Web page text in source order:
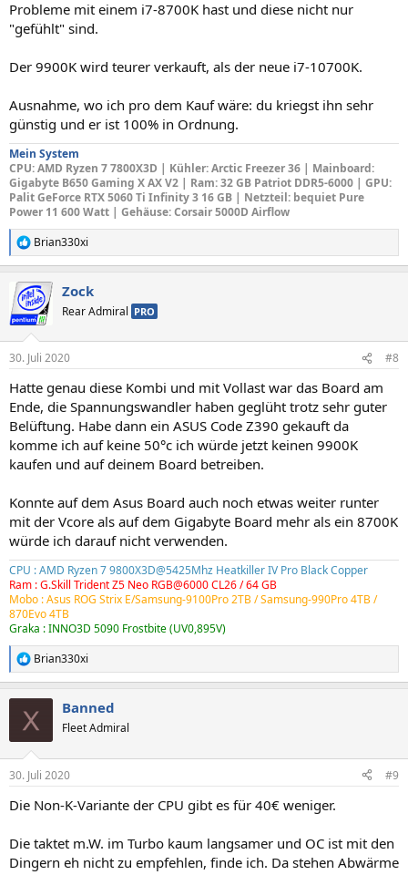
Probleme mit einem i7-8700K hast und diese nicht nur
"gefühlt" sind.
Der 9900K wird teurer verkauft, als der neue i7-10700K.
Ausnahme, wo ich pro dem Kauf wäre: du kriegst ihn sehr
günstig und er ist 100% in Ordnung.
Mein System
CPU: AMD Ryzen 7 7800X3D | Kühler: Arctic Freezer 36 | Mainboard:
Gigabyte B650 Gaming X AX V2 | Ram: 32 GB Patriot DDR5-6000 | GPU:
Palit GeForce RTX 5060 Ti Infinity 3 16 GB | Netzteil: bequiet Pure
Power 11 600 Watt | Gehäuse: Corsair 5000D Airflow
R
e
k
t
i
e
:
Brian330xi
Zock
Rear Admiral PRO
30. Juli 2020 #8
Hatte genau diese Kombi und mit Vollast war das Board am
Ende, die Spannungswandler haben geglüht trotz sehr guter
Belüftung. Habe dann ein ASUS Code Z390 gekauft da
komme ich auf keine 50°c ich würde jetzt keinen 9900K
kaufen und auf deinem Board betreiben.
Konnte auf dem Asus Board auch noch etwas weiter runter
mit der Vcore als auf dem Gigabyte Board mehr als ein 8700K
würde ich darauf nicht verwenden.
CPU : AMD Ryzen 7 9800X3D@5425Mhz Heatkiller IV Pro Black Copper
Ram : G.Skill Trident Z5 Neo RGB@6000 CL26 / 64 GB
Mobo : Asus ROG Strix E/Samsung-9100Pro 2TB /Samsung-990Pro 4TB/
870Evo 4TB
Graka : INNO3D 5090 Frostbite (UV0,895V)
R
e
e
:
Brian330xi
Banned
Fleet Admiral
30. Juli 2020 #9
Die Non-K-Variante der CPU gibt es für 40€ weniger.
Die taktet m.W. im Turbo kaum langsamer und OC ist mit den
Dingern eh nicht zu empfehlen, finde ich. Da stehen Abwärme